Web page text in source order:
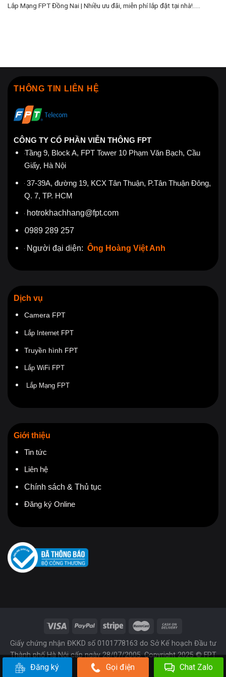
Lắp Mạng FPT Đồng Nai | Nhiều ưu đãi, miễn phí lắp đặt tại nhà!.....
THÔNG TIN LIÊN HỆ
CÔNG TY CỔ PHẦN VIỄN THÔNG FPT
Tầng 9, Block A, FPT Tower 10 Phạm Văn Bạch, Cầu
Giấy, Hà Nội
37-39A, đường 19, KCX Tân Thuận, P.Tân Thuận Đông,
Q. 7, TP. HCM
hotrokhachhang@fpt.com
0989 289 257
Người đại diện: Ông Hoàng Việt Anh
Dịch vụ
Camera FPT
Lắp Internet FPT
Truyền hình FPT
Lắp WiFi FPT
Lắp Mạng FPT
Giới thiệu
Tin tức
Liên hệ
Chính sách & Thủ tục
Đăng ký Online
Giấy chứng nhận ĐKKD số 0101778163 do Sở Kế hoạch Đầu tư
Thành phố Hà Nội cấp ngày 28/07/2005. Copyright 2025 © FPT
Telecom
Đăng ký Gọi điện Chat Zalo